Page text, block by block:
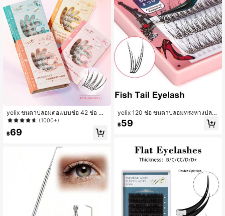
yelix ขนตาปลอมต่อแบบช่อ 42 ช่อ C/
J Curl ไม่ต้องใช้กาว ทำด้วยมือ สำหรับ
สำหรับผู้หญิงและเด็กหญิง
(1000+)
฿69
yelix 120 ช่อ ขนตาปลอมทรงหางปลา
สำเร็จรูป ขนตามังงะ ต่อขนตาเอง DIY
ขนตาวอลลุ่มแบบช่อ ขนตาหางนกพิรา
shes, Fake Lashes
฿59